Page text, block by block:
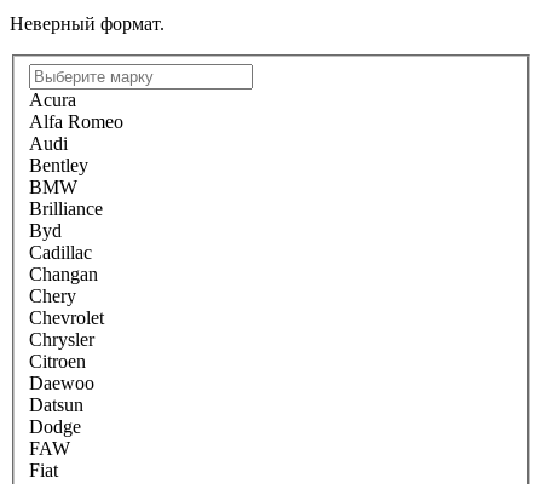
Неверный формат.
Acura
Alfa Romeo
Audi
Bentley
BMW
Brilliance
Byd
Cadillac
Changan
Chery
Chevrolet
Chrysler
Citroen
Daewoo
Datsun
Dodge
FAW
Fiat